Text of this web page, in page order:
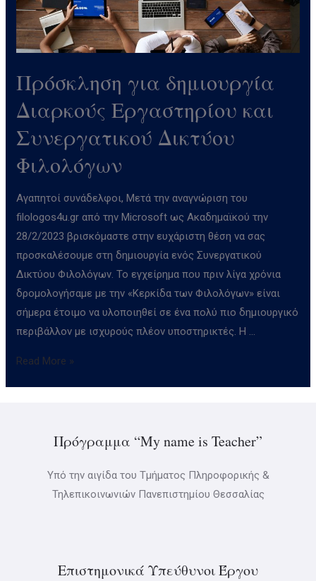
Πρόσκληση για δημιουργία
Διαρκούς Εργαστηρίου και
Συνεργατικού Δικτύου
Φιλολόγων
Αγαπητοί συνάδελφοι, Μετά την αναγνώριση του
filologos4u.gr από την Microsoft ως Ακαδημαϊκού την
28/2/2023 βρισκόμαστε στην ευχάριστη θέση να σας
προσκαλέσουμε στη δημιουργία ενός Συνεργατικού
Δικτύου Φιλολόγων. Το εγχείρημα που πριν λίγα χρόνια
δρομολογήσαμε με την «Κερκίδα των Φιλολόγων» είναι
σήμερα έτοιμο να υλοποιηθεί σε ένα πολύ πιο δημιουργικό
περιβάλλον με ισχυρούς πλέον υποστηρικτές. Η …
Δικτύου
Φιλολόγων
Read More »
Πρόγραμμα “My name is Teacher”
Υπό την αιγίδα του Τμήματος Πληροφορικής &
Τηλεπικοινωνιών Πανεπιστημίου Θεσσαλίας
Επιστημονικά Υπεύθυνοι Έργου